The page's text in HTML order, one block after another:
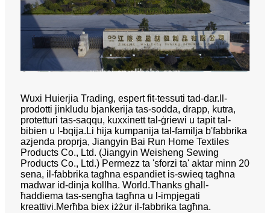
Wuxi Huierjia Trading, espert fit-tessuti tad-dar.Il-
prodotti jinkludu bjankerija tas-sodda, drapp, kutra,
protetturi tas-saqqu, kuxxinett tal-ġriewi u tapit tal-
bibien u l-bqija.Li hija kumpanija tal-familja b'fabbrika
azjenda proprja, Jiangyin Bai Run Home Textiles
Products Co., Ltd. (Jiangyin Weisheng Sewing
Products Co., Ltd.) Permezz ta 'sforzi ta' aktar minn 20
sena, il-fabbrika tagħna espandiet is-swieq tagħna
madwar id-dinja kollha. World.Thanks għall-
ħaddiema tas-sengħa tagħna u l-impjegati
kreattivi.Merħba biex iżżur il-fabbrika tagħna.